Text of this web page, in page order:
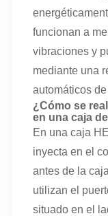
funcionan a
vibraciones y
mediante una
automáticos
¿Cómo se
en una caja
En una caja
inyecta en el
antes de la
utilizan el
situado en el